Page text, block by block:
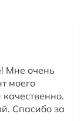
Мне очень
моего
Спасибо за